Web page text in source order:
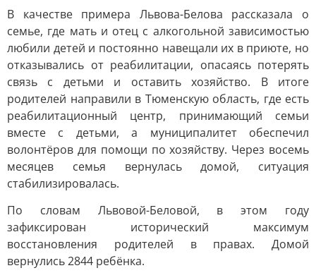
В качестве примера Львова-Белова рассказала о
семье, где мать и отец с алкогольной зависимостью
любили детей и постоянно навещали их в приюте, но
отказывались от реабилитации, опасаясь потерять
связь с детьми и оставить хозяйство. В итоге
родителей направили в Тюменскую область, где есть
реабилитационный центр, принимающий семьи
вместе с детьми, а муниципалитет обеспечил
волонтёров для помощи по хозяйству. Через восемь
месяцев семья вернулась домой, ситуация
стабилизировалась.
По словам Львовой-Беловой, в этом году
зафиксирован исторический максимум
восстановления родителей в правах. Домой
вернулись 2844 ребёнка.